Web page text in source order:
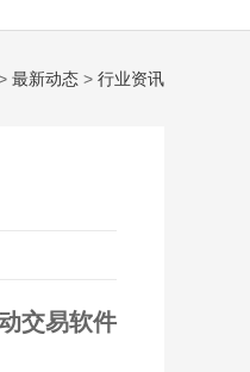
最新动态 > 行业资讯
交易软件